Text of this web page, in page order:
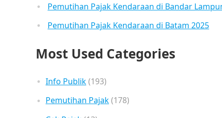
Pemutihan Pajak Kendaraan di Bandar
Pemutihan Pajak Kendaraan di Batam 2025
Most Used Categories
Info Publik(193)
Pemutihan Pajak(178)